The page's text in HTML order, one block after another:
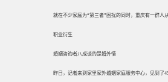
就在不少家庭为“第三者”困扰的同时，重庆有一群人
职业衍生
婚姻咨询者八成谈的是婚外情
昨日，记者来到家里家外婚姻家庭服务中心，见到了